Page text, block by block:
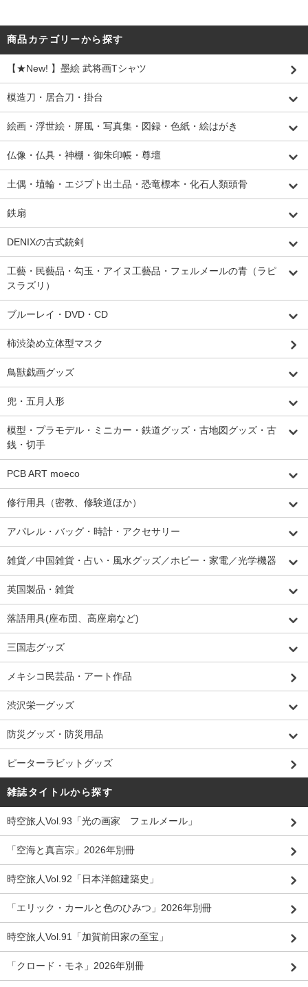
商品カテゴリーから探す
【★New! 】墨絵 武将画Tシャツ
模造刀・居合刀・掛台
絵画・浮世絵・屏風・写真集・図録・色紙・絵はがき
仏像・仏具・神棚・御朱印帳・尊壇
土偶・埴輪・エジプト出土品・恐竜標本・化石人類頭骨
鉄扇
DENIXの古式銃剣
工藝・民藝品・勾玉・アイヌ工藝品・フェルメールの青（ラピ
スラズリ）
ブルーレイ・DVD・CD
柿渋染め立体型マスク
鳥獣戯画グッズ
兜・五月人形
模型・プラモデル・ミニカー・鉄道グッズ・古地図グッズ・古
銭・切手
PCB ART moeco
修行用具（密教、修験道ほか）
アパレル・バッグ・時計・アクセサリー
雑貨／中国雑貨・占い・風水グッズ／ホビー・家電／光学機器
英国製品・雑貨
落語用具(座布団、高座扇など)
三国志グッズ
メキシコ民芸品・アート作品
渋沢栄一グッズ
防災グッズ・防災用品
ピーターラビットグッズ
雑誌タイトルから探す
時空旅人Vol.93「光の画家 フェルメール」
「空海と真言宗」2026年別冊
時空旅人Vol.92「日本洋館建築史」
「エリック・カールと色のひみつ」2026年別冊
時空旅人Vol.91「加賀前田家の至宝」
「クロード・モネ」2026年別冊